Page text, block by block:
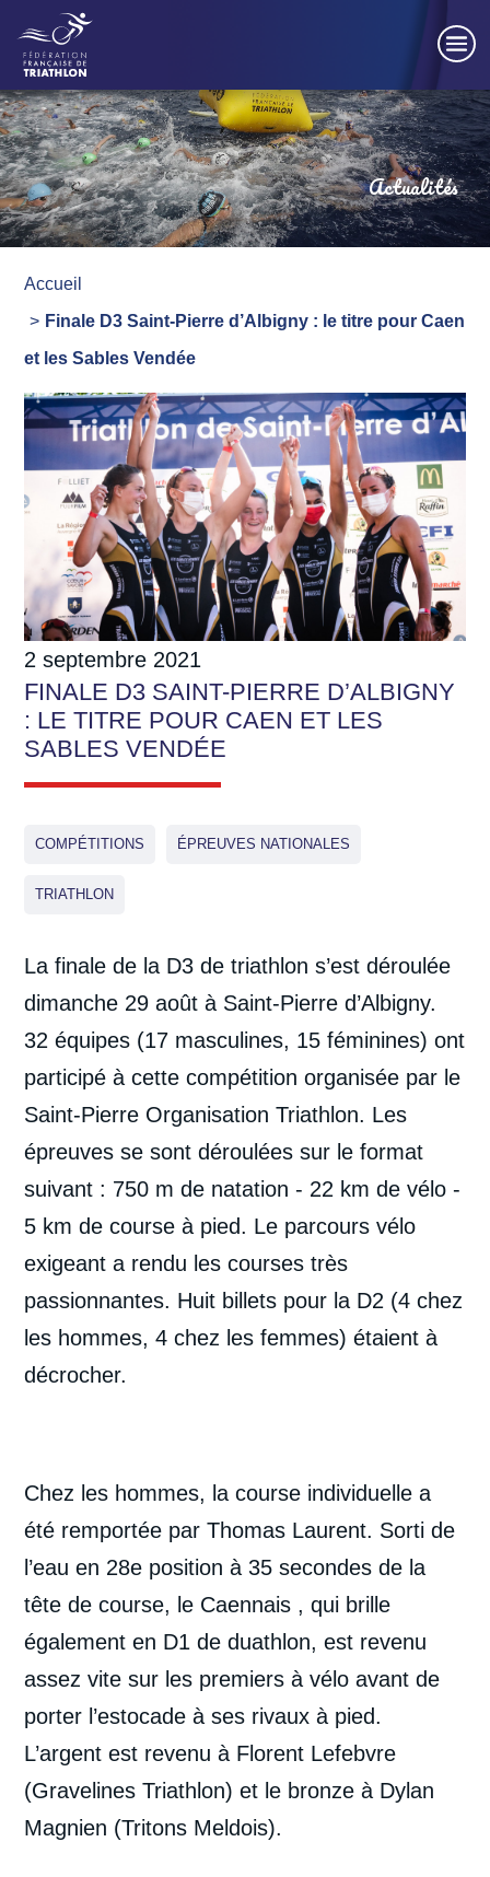
Actualités
Accueil
Finale D3 Saint-Pierre d’Albigny : le titre pour Caen
et les Sables Vendée
2 septembre 2021
FINALE D3 SAINT-PIERRE D’ALBIGNY
: LE TITRE POUR CAEN ET LES
SABLES VENDÉE
COMPÉTITIONS ÉPREUVES NATIONALES
TRIATHLON
La finale de la D3 de triathlon s’est déroulée
dimanche 29 août à Saint-Pierre d’Albigny.
32 équipes (17 masculines, 15 féminines) ont
participé à cette compétition organisée par le
Saint-Pierre Organisation Triathlon. Les
épreuves se sont déroulées sur le format
suivant : 750 m de natation - 22 km de vélo -
5 km de course à pied. Le parcours vélo
exigeant a rendu les courses très
passionnantes. Huit billets pour la D2 (4 chez
les hommes, 4 chez les femmes) étaient à
décrocher.
Chez les hommes, la course individuelle a
été remportée par Thomas Laurent. Sorti de
l’eau en 28e position à 35 secondes de la
tête de course, le Caennais , qui brille
également en D1 de duathlon, est revenu
assez vite sur les premiers à vélo avant de
porter l’estocade à ses rivaux à pied.
L’argent est revenu à Florent Lefebvre
(Gravelines Triathlon) et le bronze à Dylan
Magnien (Tritons Meldois).
Panneau de gestion des cookies